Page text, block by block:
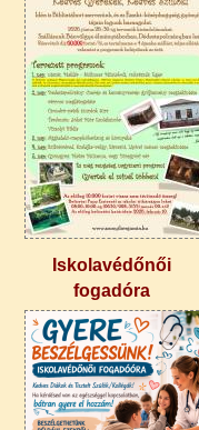
Iskolavédőnői
fogadóra